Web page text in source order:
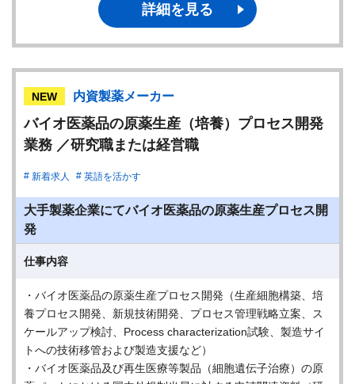
詳細を見る
NEW 内資製薬メーカー
バイオ医薬品の原薬生産（培養）プロセス開発
業務 ／研究職または経営職
新着求人 英語を活かす
大手製薬企業にてバイオ医薬品の原薬生産プロセス開
発
仕事内容
・バイオ医薬品の原薬生産プロセス開発（生産細胞構築、培
養プロセス開発、新規技術開発、プロセス管理戦略立案、ス
ケールアップ検討、Process characterization試験、製造サイ
トへの技術移管および製造支援など）
・バイオ医薬品及び再生医療等製品（細胞遺伝子治療）の原